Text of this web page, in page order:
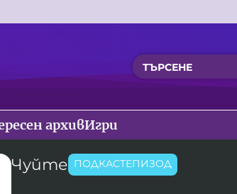
архивИгри
Чуйте ПОДКАСТЕПИЗОД